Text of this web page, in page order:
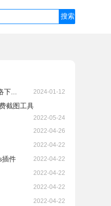
... 2024-01-12
截图工具
2022-05-24
2022-04-26
2022-04-22
插件 2022-04-22
2022-04-22
2022-04-22
2022-04-22